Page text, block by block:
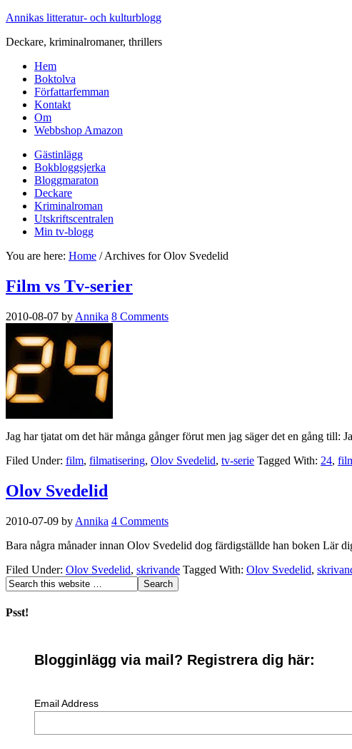
Annikas litteratur- och kulturblogg
Deckare, kriminalromaner, thrillers
Hem
Boktolva
Författarfemman
Kontakt
Om
Webbshop Amazon
Gästinlägg
Bokbloggsjerka
Bloggmaraton
Deckare
Kriminalroman
Utskriftscentralen
Min tv-blogg
You are here: Home /Archives for Olov Svedelid
Film vs Tv-serier
2010-08-07 by Annika 8 Comments
Jag har tjatat om det här många gånger förut men jag säger det en gång
Filed Under: film, filmatisering, Olov Svedelid, tv-serie Tagged With: 24,
Olov Svedelid
2010-07-09 by Annika 4 Comments
Bara några månader innan Olov Svedelid dog färdigställde han boken Lär
Filed Under: Olov Svedelid, skrivande Tagged With: Olov Svedelid,
Psst!
Blogginlägg via mail? Registrera dig här:
Email Address